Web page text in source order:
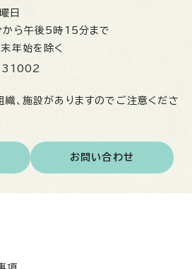
日
ら午後5時15分まで
末年始を除く
、施設がありますのでご注意くださ
お問い合わせ